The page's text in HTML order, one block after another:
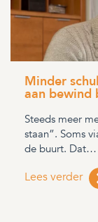
Minder
aan
Steeds meer
staan”. Soms
de buurt. Dat…
Lees verder